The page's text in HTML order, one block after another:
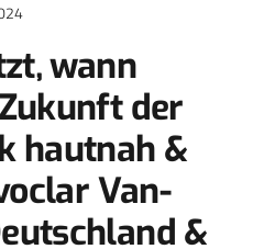
wann
der
hautnah &
Van-
&